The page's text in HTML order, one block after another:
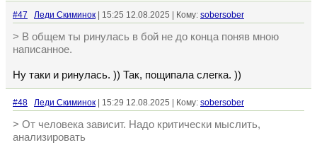
#47 Леди Скиминок | 15:25 12.08.2025 | Кому: sobersober
> В общем ты ринулась в бой не до конца поняв мною
написанное.
Ну таки и ринулась. )) Так, пощипала слегка. ))
#48 Леди Скиминок | 15:29 12.08.2025 | Кому: sobersober
> От человека зависит. Надо критически мыслить,
анализировать